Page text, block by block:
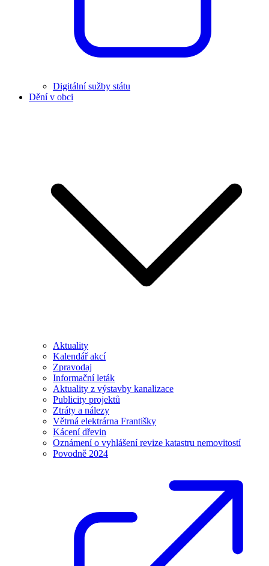
Digitální sužby státu
Dění v obci
Aktuality
Kalendář akcí
Zpravodaj
Informační leták
Aktuality z výstavby kanalizace
Publicity projektů
Ztráty a nálezy
Větrná elektrárna Františky
Kácení dřevin
Oznámení o vyhlášení revize katastru nemovitostí
Povodně 2024